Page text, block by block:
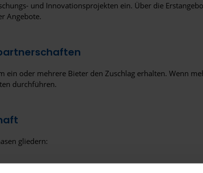
und Innovationsprojekten ein. Über die
Angebote.
ein oder mehrere Bieter den Zuschlag erhalten. Wenn
durchführen.
gliedern:
hergestellt, Dienstleistungen werden entwickelt.